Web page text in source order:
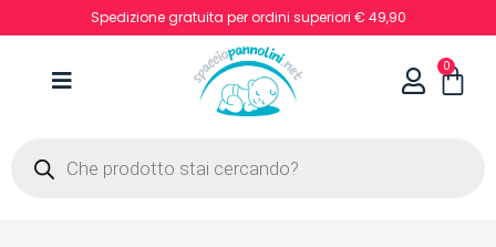
Spedizione gratuita per ordini superiori € 49,90
0